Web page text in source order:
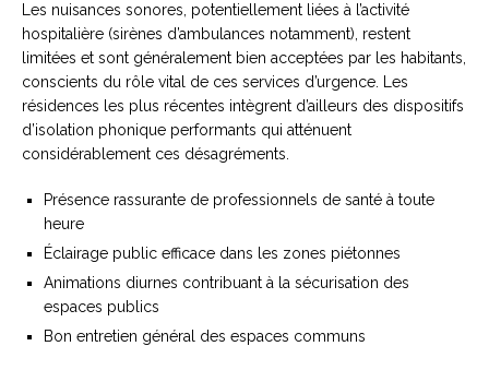
Les nuisances sonores, potentiellement liées à l’activité
hospitalière (sirènes d’ambulances notamment), restent
limitées et sont généralement bien acceptées par les habitants,
conscients du rôle vital de ces services d’urgence. Les
résidences les plus récentes intègrent d’ailleurs des dispositifs
d’isolation phonique performants qui atténuent
considérablement ces désagréments.
Présence rassurante de professionnels de santé à toute
heure
Éclairage public efficace dans les zones piétonnes
Animations diurnes contribuant à la sécurisation des
espaces publics
Bon entretien général des espaces communs